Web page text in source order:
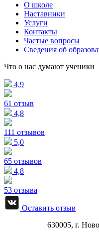
О школе
Наставники
Услуги
Контакты
Частые вопросы
Сведения об
Что о нас думают ученики
4,9
61 отзыв
4,8
111 отзывов
5,0
65 отзывов
4,8
53 отзыва
Оставить отзыв
630005, г.